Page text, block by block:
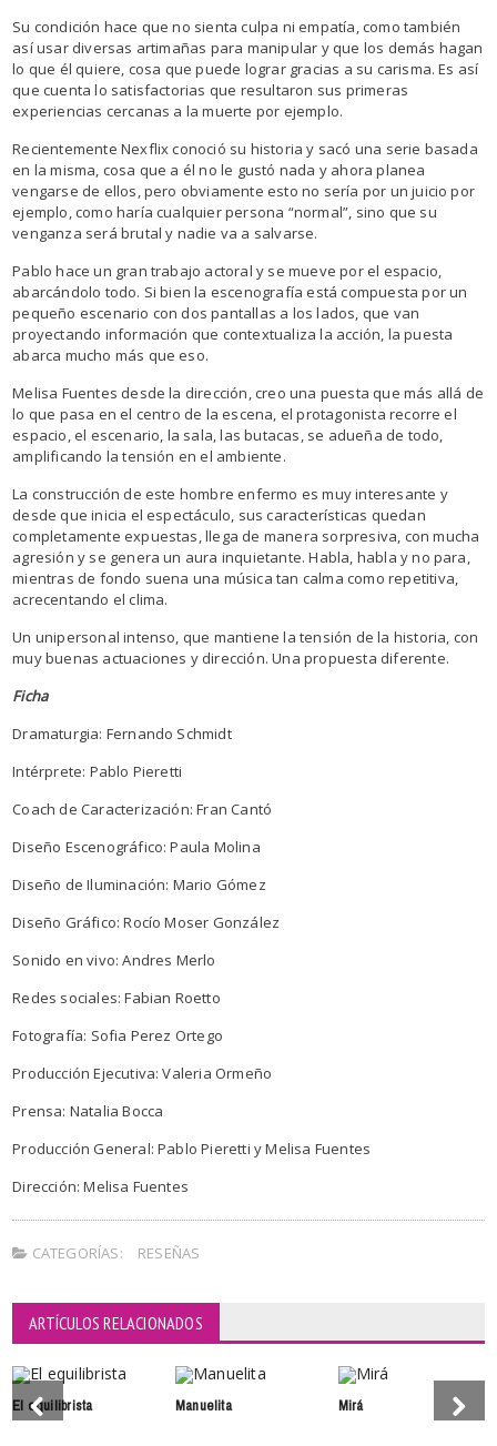
Su condición hace que no sienta culpa ni empatía, como también
así usar diversas artimañas para manipular y que los demás hagan
lo que él quiere, cosa que puede lograr gracias a su carisma. Es así
que cuenta lo satisfactorias que resultaron sus primeras
experiencias cercanas a la muerte por ejemplo.
Recientemente Nexflix conoció su historia y sacó una serie basada
en la misma, cosa que a él no le gustó nada y ahora planea
vengarse de ellos, pero obviamente esto no sería por un juicio por
ejemplo, como haría cualquier persona “normal”, sino que su
venganza será brutal y nadie va a salvarse.
Pablo hace un gran trabajo actoral y se mueve por el espacio,
abarcándolo todo. Si bien la escenografía está compuesta por un
pequeño escenario con dos pantallas a los lados, que van
proyectando información que contextualiza la acción, la puesta
abarca mucho más que eso.
Melisa Fuentes desde la dirección, creo una puesta que más allá de
lo que pasa en el centro de la escena, el protagonista recorre el
espacio, el escenario, la sala, las butacas, se adueña de todo,
amplificando la tensión en el ambiente.
La construcción de este hombre enfermo es muy interesante y
desde que inicia el espectáculo, sus características quedan
completamente expuestas, llega de manera sorpresiva, con mucha
agresión y se genera un aura inquietante. Habla, habla y no para,
mientras de fondo suena una música tan calma como repetitiva,
acrecentando el clima.
Un unipersonal intenso, que mantiene la tensión de la historia, con
muy buenas actuaciones y dirección. Una propuesta diferente.
Ficha
Dramaturgia: Fernando Schmidt
Intérprete: Pablo Pieretti
Coach de Caracterización: Fran Cantó
Diseño Escenográfico: Paula Molina
Diseño de Iluminación: Mario Gómez
Diseño Gráfico: Rocío Moser González
Sonido en vivo: Andres Merlo
Redes sociales: Fabian Roetto
Fotografía: Sofia Perez Ortego
Producción Ejecutiva: Valeria Ormeño
Prensa: Natalia Bocca
Producción General: Pablo Pieretti y Melisa Fuentes
Dirección: Melisa Fuentes
CATEGORÍAS: RESEÑAS
ARTÍCULOS RELACIONADOS
El equilibrista Manuelita Mirá